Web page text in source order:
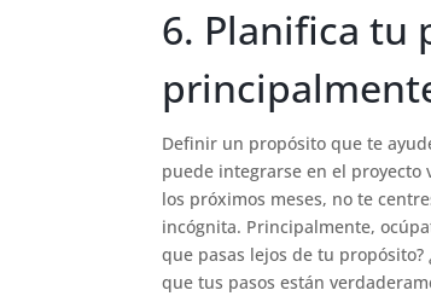
6. Planifica tu
Definir un propósito que te
puede integrarse en el proyecto
los próximos meses, no te
incógnita. Principalmente,
que pasas lejos de tu propósito?
que tus pasos están